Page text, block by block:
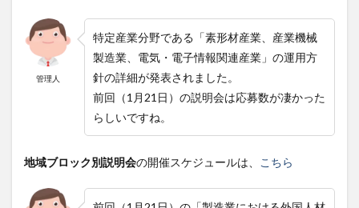
管理人
特定産業分野である「素形材産業、産業機械
製造業、電気・電子情報関連産業」の運用方
針の詳細が発表されました。
前回（1月21日）の説明会は応募数が凄かった
らしいですね。
地域ブロック別説明会の開催スケジュールは、 こちら